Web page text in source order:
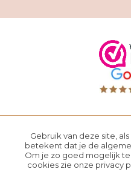
Gebruik van deze site,
betekent dat je de
Om je zo goed mogelijk
cookies zie onze privacy